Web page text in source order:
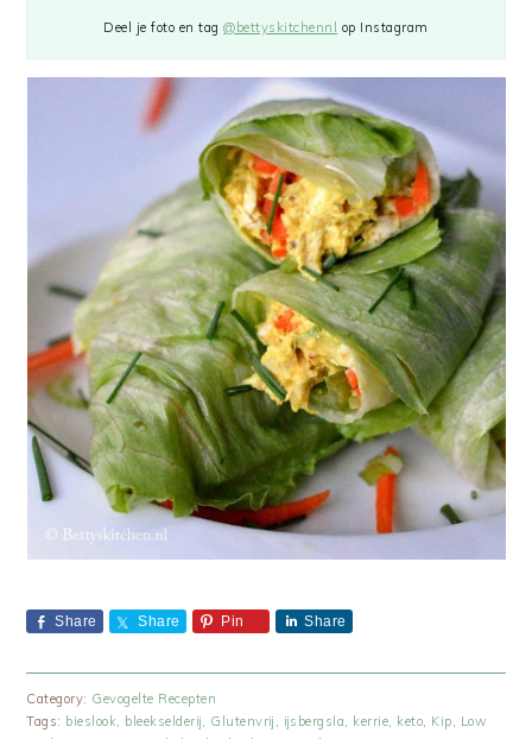
Deel je foto en tag@bettyskitchennl op Instagram
Share Share Pin Share
Category: Gevogelte Recepten
Tags: bieslook bleekselderij Glutenvrij ijsbergsla kerrie keto Kip
Low